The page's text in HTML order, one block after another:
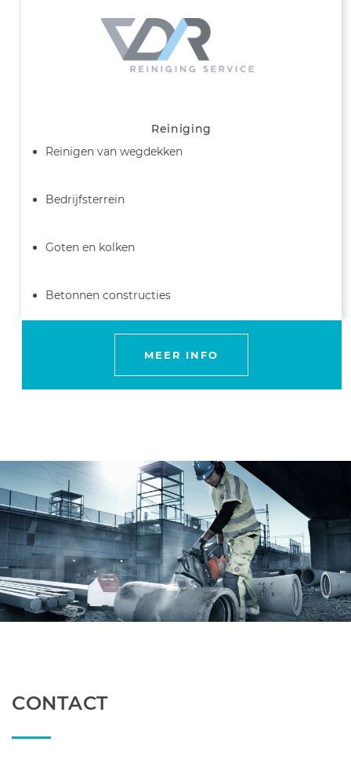
Reiniging
Reinigen van wegdekken
Bedrijfsterrein
Goten en kolken
Betonnen constructies
MEER INFO
CONTACT